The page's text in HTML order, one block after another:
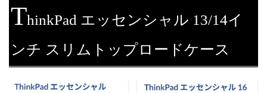
ThinkPad エッセンシャル 13/14イ
ンチ スリムトップロードケース